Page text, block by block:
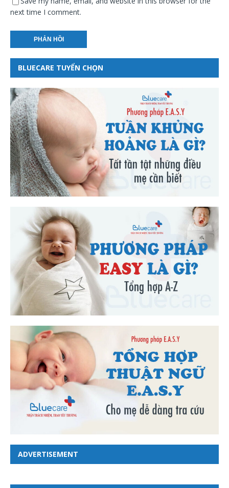
next time I comment.
BLUECARE TUYỂN CHỌN
ADVERTISEMENT